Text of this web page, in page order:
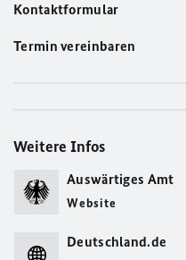
Kontaktformular
Termin vereinbaren
Weitere Infos
Auswärtiges Amt
Website
Deutschland.de